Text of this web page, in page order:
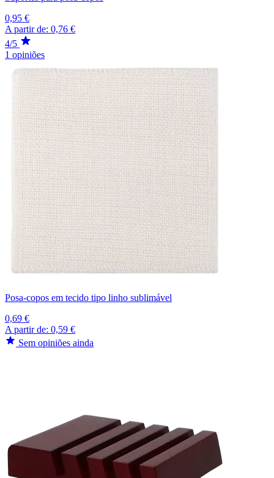
0,95 €
A partir de: 0,76 €
4/5
1 opiniões
Posa-copos em tecido tipo linho sublimável
0,69 €
A partir de: 0,59 €
Sem opiniões ainda